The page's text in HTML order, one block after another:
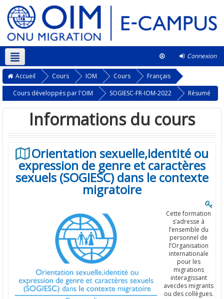
Connexion
Ce cours
Accueil Cours IOM Cours
Français
Cours développés par l'OIM
SOGIESC-FR-IOM-2022 Résumé
Informations du cours
Orientation sexuelle,identité ou
expression de genre et caractères
sexuels (SOGIESC) dans le contexte
migratoire
Cette formation
s’adresse à
l’ensemble du
personnel de
l’Organisation
internationale
pour les
migrations
interagissant
avecdes migrants
ou des collègues.